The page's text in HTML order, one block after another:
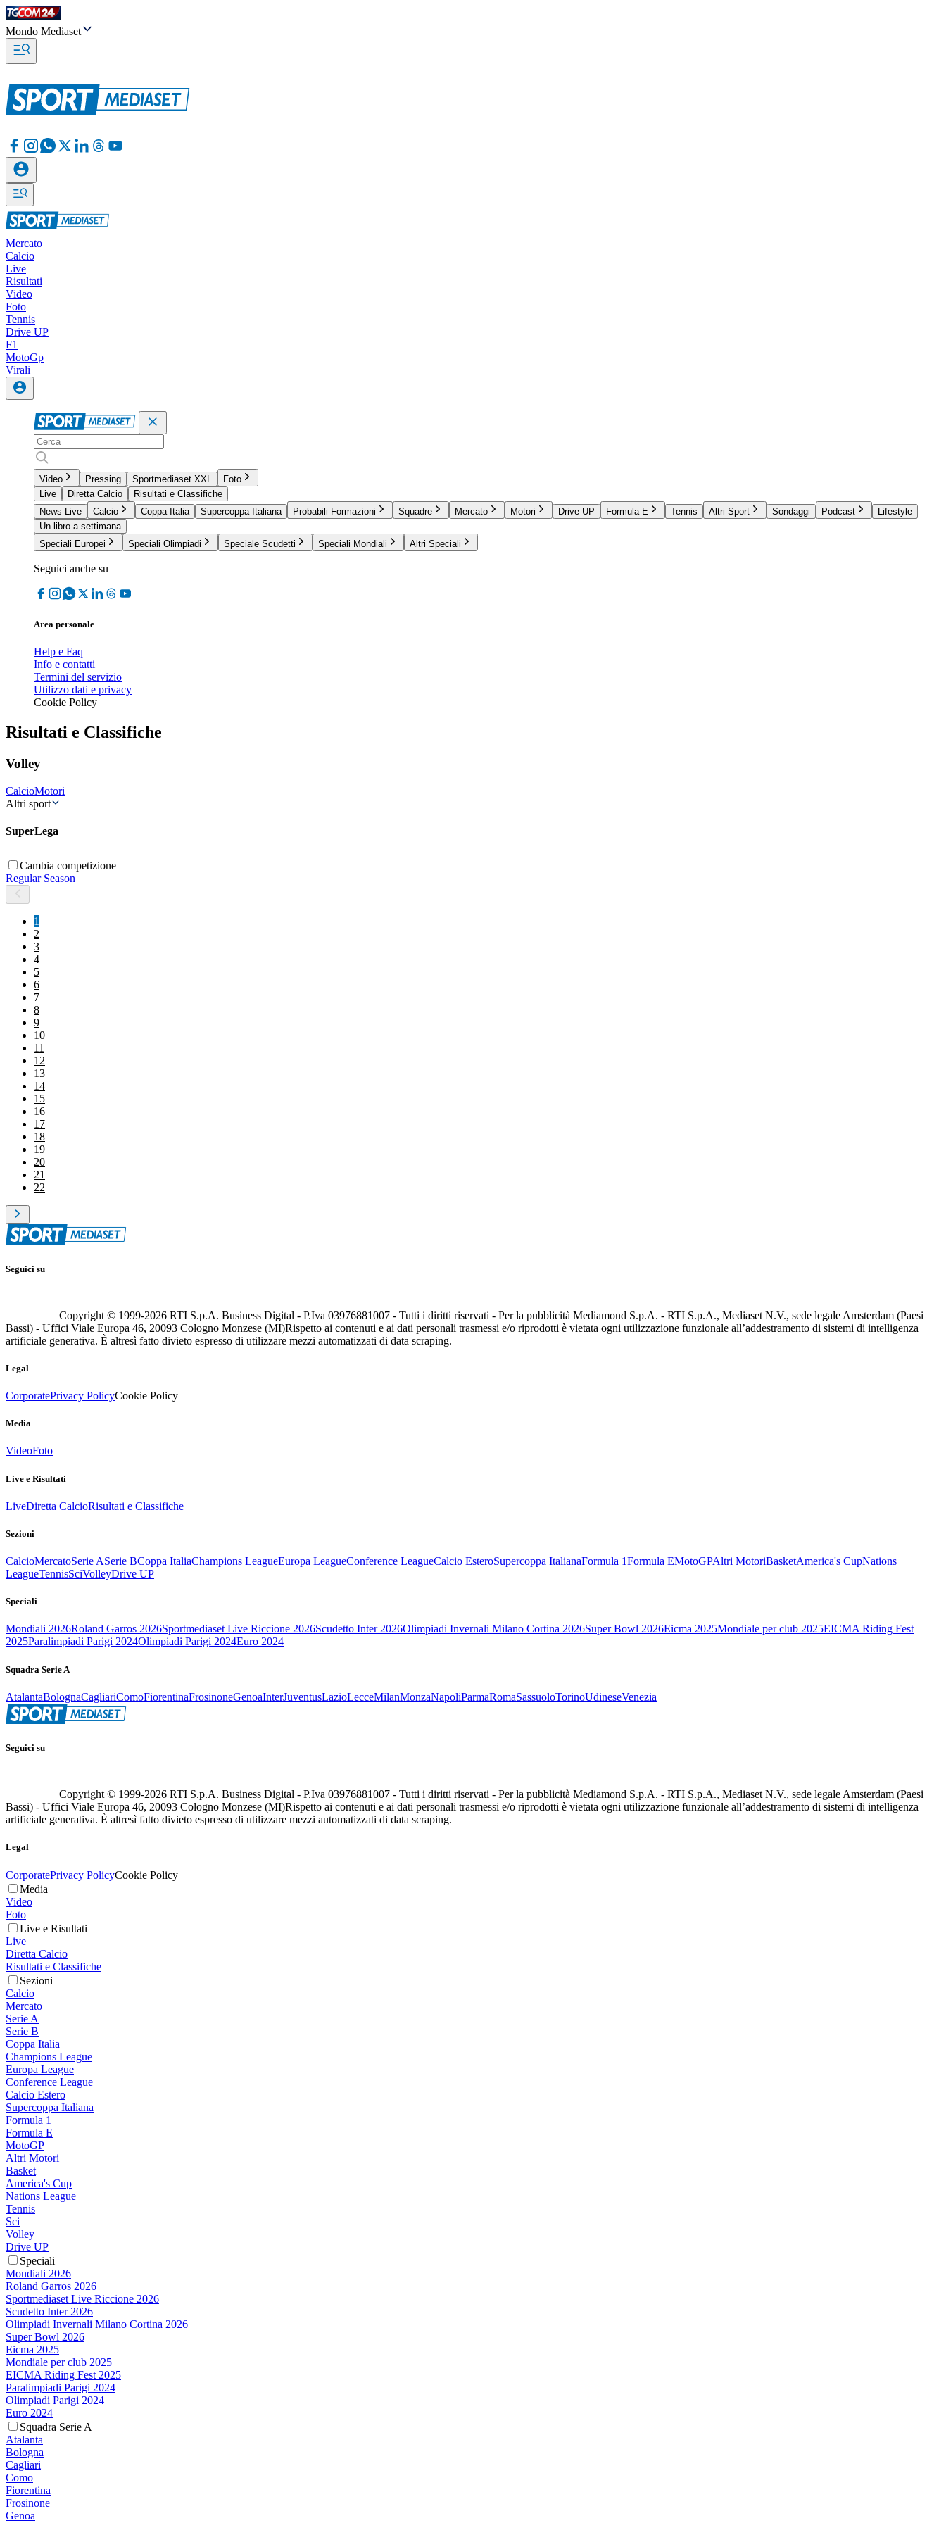
Mondo Mediaset
Mercato
Calcio
Live
Risultati
Video
Foto
Tennis
Drive UP
F1
MotoGp
Virali
Video Pressing Sportmediaset XXL
Foto
Live
Diretta Calcio
Risultati e Classifiche
News Live
Calcio Coppa Italia Supercoppa Italiana Probabili Formazioni Squadre Mercato Motori Drive UP Formula E Tennis Altri Sport Sondaggi Podcast
Lifestyle
Un libro a settimana
Speciali Europei
Speciali Olimpiadi Speciale Scudetti Speciali Mondiali Altri Speciali
Seguici anche su
Area personale
Help e Faq
Info e contatti
Termini del servizio
Utilizzo dati e privacy
Cookie Policy
Risultati e Classifiche
Volley
CalcioMotori
Altri sport
SuperLega
Cambia competizione
Regular Season
1
2
3
4
5
6
7
8
9
10
11
12
13
14
15
16
17
18
19
20
21
22
Seguici su
Copyright © 1999-2026 RTI S.p.A. Business Digital - P.Iva 03976881007 - Tutti i diritti riservati - Per la pubblicità Mediamond S.p.A. - RTI S.p.A., Mediaset N.V., sede legale Amsterdam (Paesi
Bassi) - Uffici Viale Europa 46, 20093 Cologno Monzese (MI)Rispetto ai contenuti e ai dati personali trasmessi e/o riprodotti è vietata ogni utilizzazione funzionale all’addestramento di sistemi di intelligenza
artificiale generativa. È altresì fatto divieto espresso di utilizzare mezzi automatizzati di data scraping.
Legal
CorporatePrivacy PolicyCookie Policy
Media
VideoFoto
Live e Risultati
LiveDiretta CalcioRisultati e Classifiche
Sezioni
CalcioMercatoSerie ASerie BCoppa ItaliaChampions LeagueEuropa LeagueConference LeagueCalcio EsteroSupercoppa ItalianaFormula 1Formula EMotoGPAltri MotoriBasketAmerica's CupNations
LeagueTennisSciVolleyDrive UP
Speciali
Mondiali 2026Roland Garros 2026Sportmediaset Live Riccione 2026Scudetto Inter 2026Olimpiadi Invernali Milano Cortina 2026Super Bowl 2026Eicma 2025Mondiale per club 2025EICMA Riding Fest
2025Paralimpiadi Parigi 2024Olimpiadi Parigi 2024Euro 2024
Squadra Serie A
AtalantaBolognaCagliariComoFiorentinaFrosinoneGenoaInterJuventusLazioLecceMilanMonzaNapoliParmaRomaSassuoloTorinoUdineseVenezia
Seguici su
Copyright © 1999-2026 RTI S.p.A. Business Digital - P.Iva 03976881007 - Tutti i diritti riservati - Per la pubblicità Mediamond S.p.A. - RTI S.p.A., Mediaset N.V., sede legale Amsterdam (Paesi
Bassi) - Uffici Viale Europa 46, 20093 Cologno Monzese (MI)Rispetto ai contenuti e ai dati personali trasmessi e/o riprodotti è vietata ogni utilizzazione funzionale all’addestramento di sistemi di intelligenza
artificiale generativa. È altresì fatto divieto espresso di utilizzare mezzi automatizzati di data scraping.
Legal
CorporatePrivacy PolicyCookie Policy
Media
Video
Foto
Live e Risultati
Live
Diretta Calcio
Risultati e Classifiche
Sezioni
Calcio
Mercato
Serie A
Serie B
Coppa Italia
Champions League
Europa League
Conference League
Calcio Estero
Supercoppa Italiana
Formula 1
Formula E
MotoGP
Altri Motori
Basket
America's Cup
Nations League
Tennis
Sci
Volley
Drive UP
Speciali
Mondiali 2026
Roland Garros 2026
Sportmediaset Live Riccione 2026
Scudetto Inter 2026
Olimpiadi Invernali Milano Cortina 2026
Super Bowl 2026
Eicma 2025
Mondiale per club 2025
EICMA Riding Fest 2025
Paralimpiadi Parigi 2024
Olimpiadi Parigi 2024
Euro 2024
Squadra Serie A
Atalanta
Bologna
Cagliari
Como
Fiorentina
Frosinone
Genoa